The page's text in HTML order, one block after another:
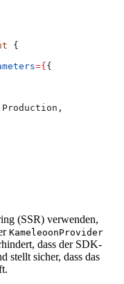
{
={{
Production ,
(SSR) verwenden,
KameleoonProvider
dass der SDK-
stellt sicher, dass das